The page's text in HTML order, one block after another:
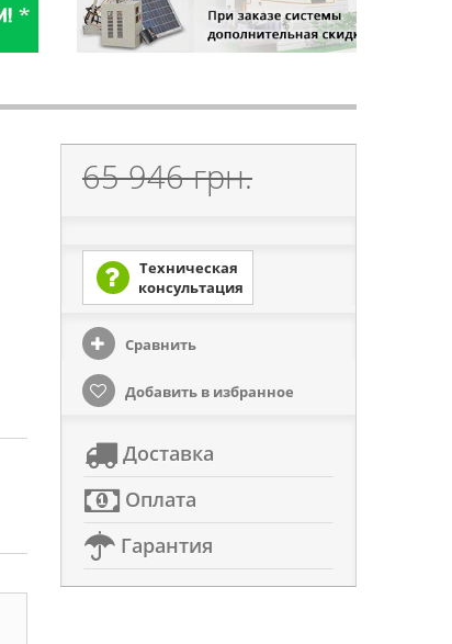
65 946 грн.
Техническая
консультация
Сравнить
Добавить в избранное
Доставка
Оплата
Гарантия